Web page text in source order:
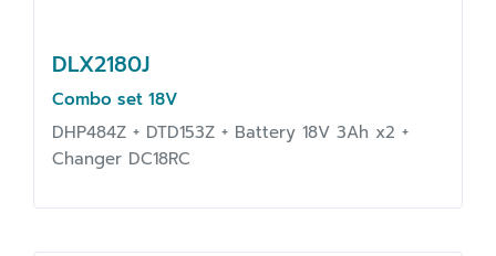
DLX2180J
Combo set 18V
DHP484Z + DTD153Z + Battery 18V 3Ah x2 +
Changer DC18RC